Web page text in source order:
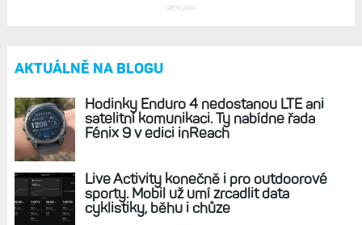
REKLAMA
AKTUÁLNĚ NA BLOGU
Hodinky Enduro 4 nedostanou LTE ani
satelitní komunikaci. Ty nabídne řada
Fénix 9 v edici inReach
Live Activity konečně i pro outdoorové
sporty. Mobil už umí zrcadlit data
cyklistiky, běhu i chůze